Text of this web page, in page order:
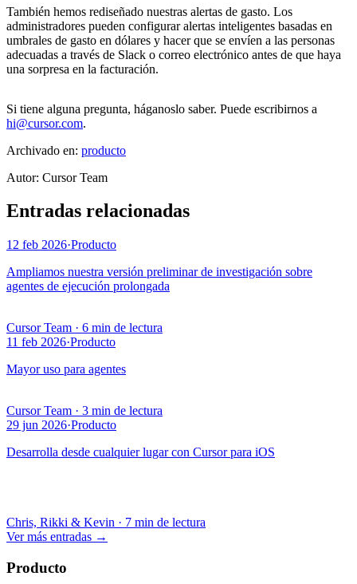
También hemos rediseñado nuestras alertas de gasto. Los
administradores pueden configurar alertas inteligentes basadas en
umbrales de gasto en dólares y hacer que se envíen a las personas
adecuadas a través de Slack o correo electrónico antes de que haya
una sorpresa en la facturación.
Si tiene alguna pregunta, háganoslo saber. Puede escribirnos a
hi@cursor.com.
Archivado en: producto
Autor: Cursor Team
Entradas relacionadas
12 feb 2026·Producto
Ampliamos nuestra versión preliminar de investigación sobre
agentes de ejecución prolongada
Cursor Team · 6 min de lectura
11 feb 2026·Producto
Mayor uso para agentes
Cursor Team · 3 min de lectura
29 jun 2026·Producto
Desarrolla desde cualquier lugar con Cursor para iOS
Chris, Rikki & Kevin · 7 min de lectura
Ver más entradas →
Producto